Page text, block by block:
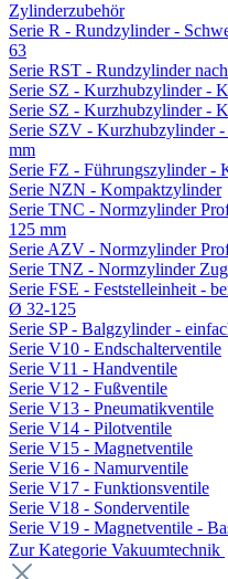
Zylinderzubehör
Serie R - Rundzylinder -
63
Serie RST - Rundzylinder
Serie SZ - Kurzhubzylinder -
Serie SZ - Kurzhubzylinder -
Serie SZV - Kurzhubzylinder
mm
Serie FZ - Führungszylinder -
Serie NZN - Kompaktzylinder
Serie TNC - Normzylinder
125 mm
Serie AZV - Normzylinder
Serie TNZ - Normzylinder
Serie FSE - Feststelleinheit -
Ø 32-125
Serie SP - Balgzylinder -
Serie V10 - Endschalterventile
Serie V11 - Handventile
Serie V12 - Fußventile
Serie V13 - Pneumatikventile
Serie V14 - Pilotventile
Serie V15 - Magnetventile
Serie V16 - Namurventile
Serie V17 - Funktionsventile
Serie V18 - Sonderventile
Serie V19 - Magnetventile -
Zur Kategorie Vakuumtechnik